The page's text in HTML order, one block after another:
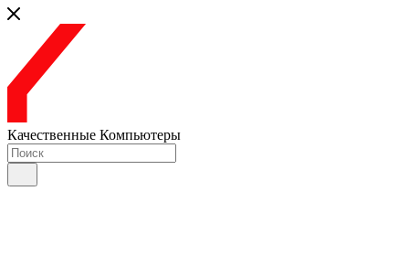
Качественные Компьютеры